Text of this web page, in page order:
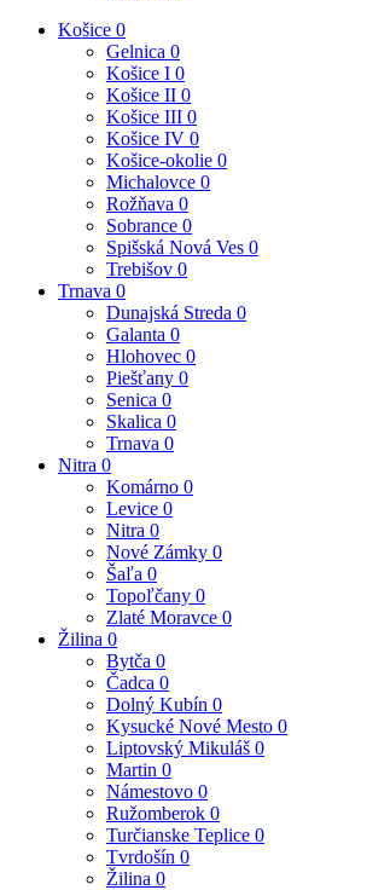
Košice 0
Gelnica 0
Košice I 0
Košice II 0
Košice III 0
Košice IV 0
Košice-okolie 0
Michalovce 0
Rožňava 0
Sobrance 0
Spišská Nová Ves 0
Trebišov 0
Trnava 0
Dunajská Streda 0
Galanta 0
Hlohovec 0
Piešťany 0
Senica 0
Skalica 0
Trnava 0
Nitra 0
Komárno 0
Levice 0
Nitra 0
Nové Zámky 0
Šaľa 0
Topoľčany 0
Zlaté Moravce 0
Žilina 0
Bytča 0
Čadca 0
Dolný Kubín 0
Kysucké Nové Mesto 0
Liptovský Mikuláš 0
Martin 0
Námestovo 0
Ružomberok 0
Turčianske Teplice 0
Tvrdošín 0
Žilina 0